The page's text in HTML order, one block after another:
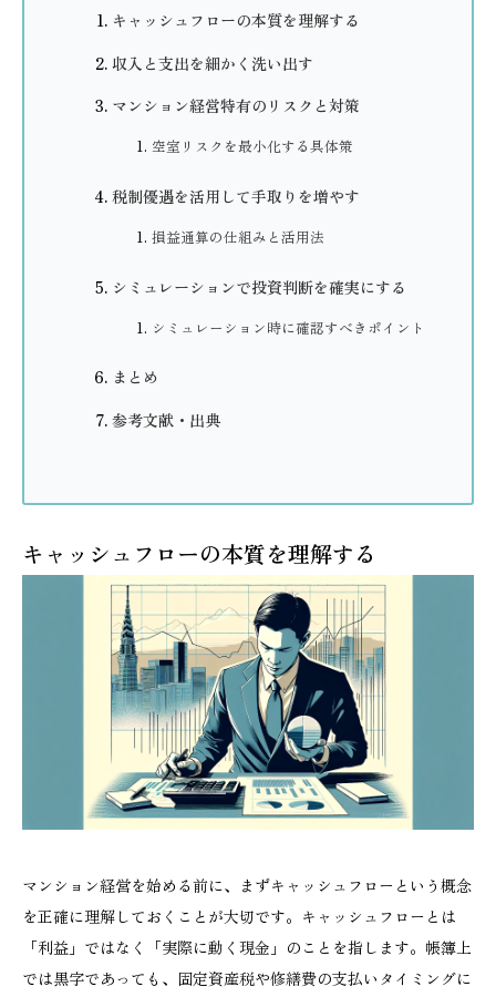
キャッシュフローの本質を理解する
収入と支出を細かく洗い出す
マンション経営特有のリスクと対策
空室リスクを最小化する具体策
税制優遇を活用して手取りを増やす
損益通算の仕組みと活用法
シミュレーションで投資判断を確実にする
シミュレーション時に確認すべきポイント
まとめ
参考文献・出典
キャッシュフローの本質を理解する
マンション経営を始める前に、まずキャッシュフローという概念
を正確に理解しておくことが大切です。キャッシュフローとは
「利益」ではなく「実際に動く現金」のことを指します。帳簿上
では黒字であっても、固定資産税や修繕費の支払いタイミングに